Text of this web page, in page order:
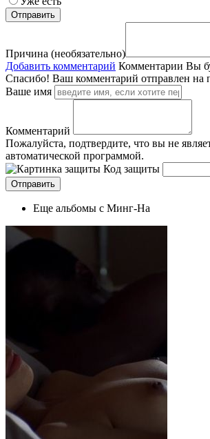
Причина (необязательно)
Добавить комментарий Комментарии Вы
Спасибо! Ваш комментарий отправлен на
Ваше имя
Комментарий
Пожалуйста, подтвердите, что вы не
автоматической программой.
Код защиты
Еще альбомы с Минг-На